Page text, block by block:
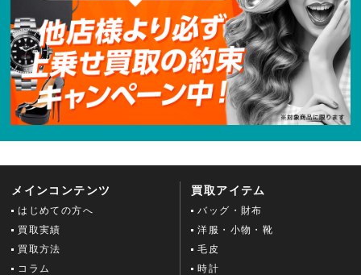
メインコンテンツ
はじめての方へ
買取実績
買取方法
コラム
買取アイテム
バッグ・財布
洋服・小物・靴
毛皮
時計